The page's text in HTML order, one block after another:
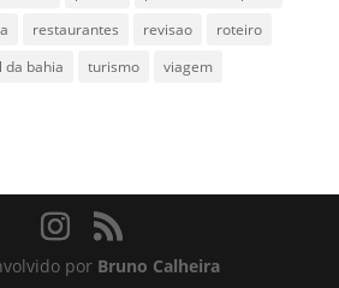
restaurantes revisao
roteiro
da bahia turismo
viagem
por Bruno Calheira